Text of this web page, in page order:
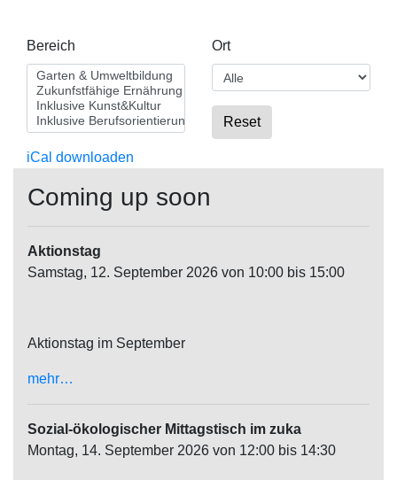
Bereich Ort
Reset
iCal downloaden
Coming up soon
Aktionstag
Samstag, 12. September 2026 von 10:00 bis 15:00
Aktionstag im September
mehr…
Sozial-ökologischer Mittagstisch im zuka
Montag, 14. September 2026 von 12:00 bis 14:30